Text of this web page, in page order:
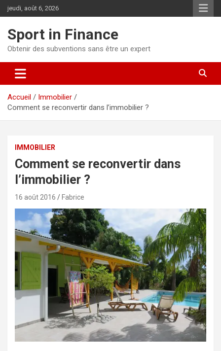
jeudi, août 6, 2026
Sport in Finance
Obtenir des subventions sans être un expert
Accueil
Immobilier
Comment se reconvertir dans l’immobilier ?
IMMOBILIER
Comment se reconvertir dans
l’immobilier ?
16 août 2016 Fabrice